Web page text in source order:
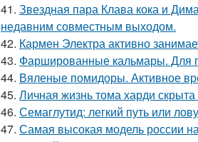
41. Звездная пара Клава кока и
недавним совместным выходом.
42. Кармен Электра активно
43. Фаршированные кальмары. Для
44. Вяленые помидоры. Активное
45. Личная жизнь тома харди
46. Семаглутид: легкий путь или
47. Самая высокая модель россии